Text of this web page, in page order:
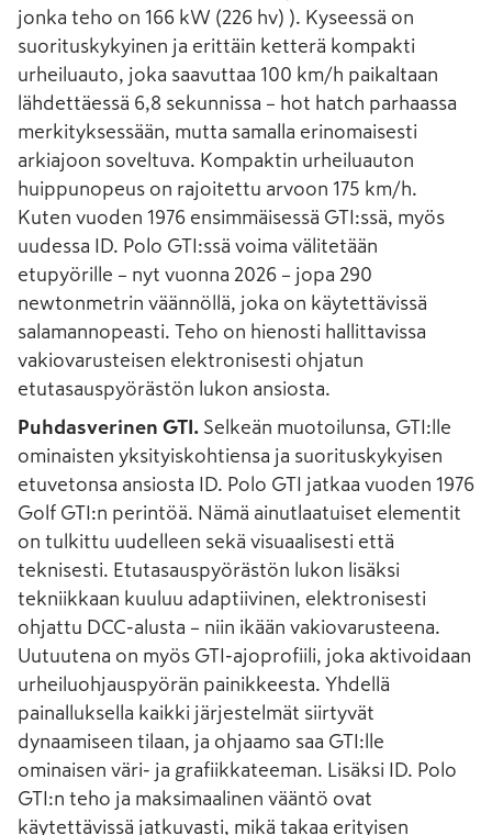
jonka teho on 166 kW (226 hv) ). Kyseessä on
suorituskykyinen ja erittäin ketterä kompakti
urheiluauto, joka saavuttaa 100 km/h paikaltaan
lähdettäessä 6,8 sekunnissa – hot hatch parhaassa
merkityksessään, mutta samalla erinomaisesti
arkiajoon soveltuva. Kompaktin urheiluauton
huippunopeus on rajoitettu arvoon 175 km/h.
Kuten vuoden 1976 ensimmäisessä GTI:ssä, myös
uudessa ID. Polo GTI:ssä voima välitetään
etupyörille – nyt vuonna 2026 – jopa 290
newtonmetrin väännöllä, joka on käytettävissä
salamannopeasti. Teho on hienosti hallittavissa
vakiovarusteisen elektronisesti ohjatun
etutasauspyörästön lukon ansiosta.
Puhdasverinen GTI. Selkeän muotoilunsa, GTI:lle
ominaisten yksityiskohtiensa ja suorituskykyisen
etuvetonsa ansiosta ID. Polo GTI jatkaa vuoden 1976
Golf GTI:n perintöä. Nämä ainutlaatuiset elementit
on tulkittu uudelleen sekä visuaalisesti että
teknisesti. Etutasauspyörästön lukon lisäksi
tekniikkaan kuuluu adaptiivinen, elektronisesti
ohjattu DCC-alusta – niin ikään vakiovarusteena.
Uutuutena on myös GTI-ajoprofiili, joka aktivoidaan
urheiluohjauspyörän painikkeesta. Yhdellä
painalluksella kaikki järjestelmät siirtyvät
dynaamiseen tilaan, ja ohjaamo saa GTI:lle
ominaisen väri- ja grafiikkateeman. Lisäksi ID. Polo
GTI:n teho ja maksimaalinen vääntö ovat
käytettävissä jatkuvasti, mikä takaa erityisen